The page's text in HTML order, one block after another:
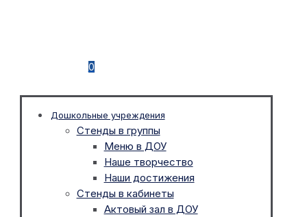
0
Дошкольные учреждения
Стенды в группы
Меню в ДОУ
Наше творчество
Наши достижения
Стенды в кабинеты
Актовый зал в ДОУ